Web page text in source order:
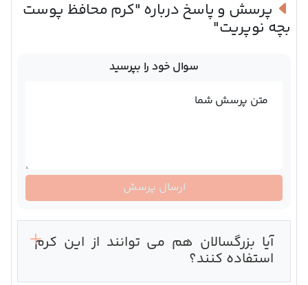
پرسش و پاسخ درباره "کرم محافظ پوست
بچه نوپریت"
آیا بزرگسالان هم می توانند از این کرم
استفاده کنند؟
سوال خود را بپرسید
متن پرسش شما
ارسال پرسش